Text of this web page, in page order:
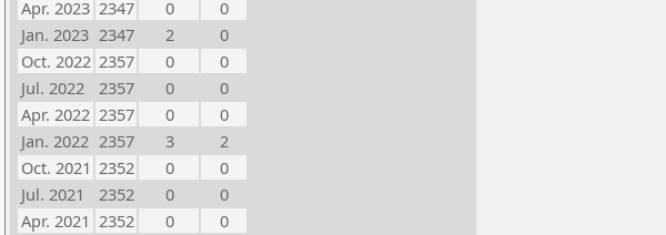
Apr. 2023 2347 0
0
Jan. 2023 2347 2
0
Oct. 2022 2357 0
0
Jul. 2022
2357 0
0
Apr. 2022 2357 0
0
Jan. 2022 2357 3
2
Oct. 2021 2352 0
0
Jul. 2021
2352 0
0
Apr. 2021 2352 0
0